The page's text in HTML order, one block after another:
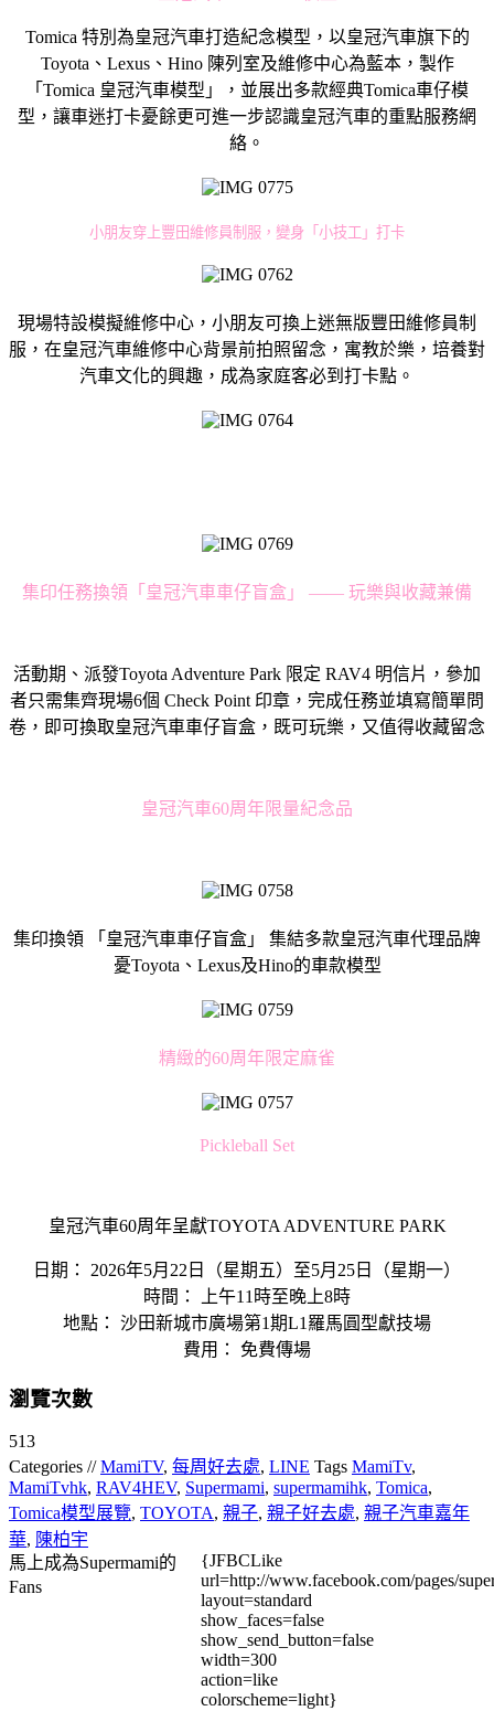
Tomica 特別為皇冠汽車打造紀念模型，以皇冠汽車旗下的
Toyota、Lexus、Hino 陳列室及維修中心為藍本，製作
「Tomica 皇冠汽車模型」，並展出多款經典Tomica車仔模
型，讓車迷打卡憂餘更可進一步認識皇冠汽車的重點服務網
絡。
小朋友穿上豐田維修員制服，變身「小技工」打卡
現場特設模擬維修中心，小朋友可換上迷無版豐田維修員制
服，在皇冠汽車維修中心背景前拍照留念，寓教於樂，培養對
汽車文化的興趣，成為家庭客必到打卡點。
集印任務換領「皇冠汽車車仔盲盒」 —— 玩樂與收藏兼備
活動期、派發Toyota Adventure Park 限定 RAV4 明信片，參加
者只需集齊現場6個 Check Point 印章，完成任務並填寫簡單問
卷，即可換取皇冠汽車車仔盲盒，既可玩樂，又值得收藏留念
皇冠汽車60周年限量紀念品
集印換領 「皇冠汽車車仔盲盒」 集結多款皇冠汽車代理品牌
憂Toyota、Lexus及Hino的車款模型
精緻的60周年限定麻雀
Pickleball Set
皇冠汽車60周年呈獻TOYOTA ADVENTURE PARK
日期： 2026年5月22日（星期五）至5月25日（星期一）
時間： 上午11時至晚上8時
地點： 沙田新城市廣場第1期L1羅馬圓型獻技場
費用： 免費傳場
瀏覽次數
513
Categories //MamiTV, 每周好去處, LINE Tags MamiTv,
MamiTvhk, RAV4HEV, Supermami, supermamihk, Tomica,
Tomica模型展覽, TOYOTA, 親子, 親子好去處, 親子汽車嘉年
華, 陳柏宇
馬上成為Supermami的
Fans
{JFBCLike
url=http://www.facebook.com/pages/
layout=standard
show_faces=false
show_send_button=false
width=300
action=like
colorscheme=light}